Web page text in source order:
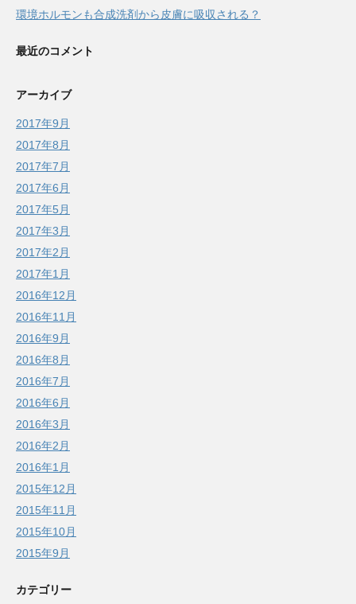
環境ホルモンも合成洗剤から皮膚に吸収される？
最近のコメント
アーカイブ
2017年9月
2017年8月
2017年7月
2017年6月
2017年5月
2017年3月
2017年2月
2017年1月
2016年12月
2016年11月
2016年9月
2016年8月
2016年7月
2016年6月
2016年3月
2016年2月
2016年1月
2015年12月
2015年11月
2015年10月
2015年9月
カテゴリー